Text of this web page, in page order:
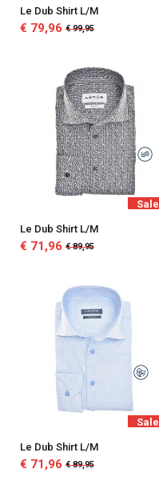
Le Dub Shirt L/M
€ 79,96 € 99,95
Sale
Le Dub Shirt L/M
€ 71,96 € 89,95
Sale
Le Dub Shirt L/M
€ 71,96 € 89,95